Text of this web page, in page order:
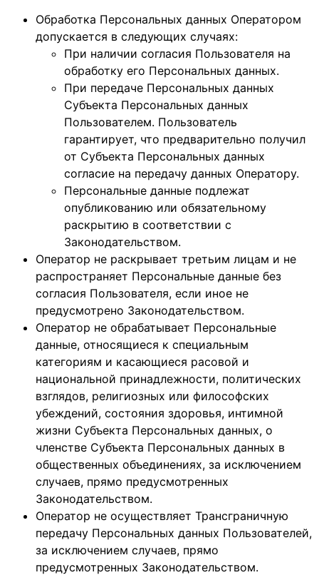
Обработка Персональных данных Оператором
допускается в следующих случаях:
При наличии согласия Пользователя на
обработку его Персональных данных.
При передаче Персональных данных
Субъекта Персональных данных
Пользователем. Пользователь
гарантирует, что предварительно получил
от Субъекта Персональных данных
согласие на передачу данных Оператору.
Персональные данные подлежат
опубликованию или обязательному
раскрытию в соответствии с
Законодательством.
Оператор не раскрывает третьим лицам и не
распространяет Персональные данные без
согласия Пользователя, если иное не
предусмотрено Законодательством.
Оператор не обрабатывает Персональные
данные, относящиеся к специальным
категориям и касающиеся расовой и
национальной принадлежности, политических
взглядов, религиозных или философских
убеждений, состояния здоровья, интимной
жизни Субъекта Персональных данных, о
членстве Субъекта Персональных данных в
общественных объединениях, за исключением
случаев, прямо предусмотренных
Законодательством.
Оператор не осуществляет Трансграничную
передачу Персональных данных Пользователей,
за исключением случаев, прямо
предусмотренных Законодательством.